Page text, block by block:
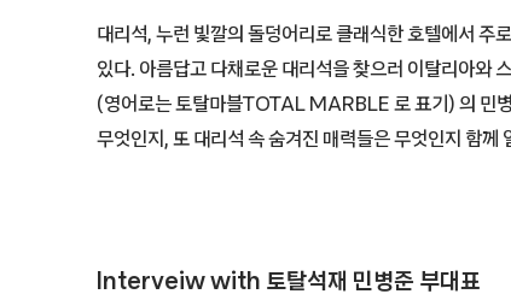
대리석, 누런 빛깔의 돌덩어리로 클래식한 호텔에서 주
있다. 아름답고 다채로운 대리석을 찾으러 이탈리아와
(영어로는 토탈마블TOTAL MARBLE 로 표기) 의 민
무엇인지, 또 대리석 속 숨겨진 매력들은 무엇인지 함께
Interveiw with 토탈석재 민병준 부대표